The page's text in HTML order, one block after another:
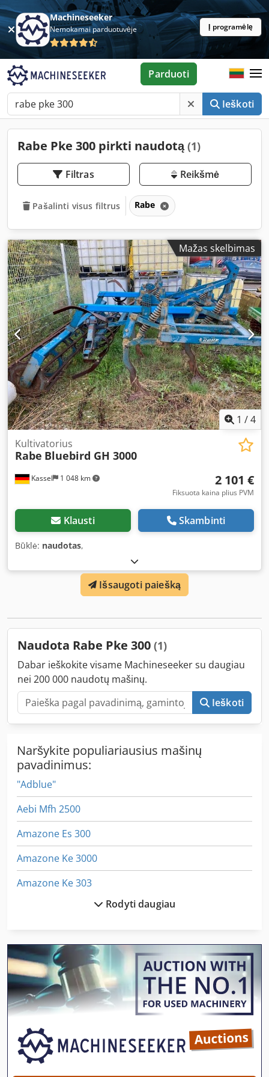
Machineseeker
Nemokamai parduotuvėje Į programėlę
Ieškoti
Parduoti
Rabe Pke 300 pirkti naudotą(1)
Filtras Reikšmė
Pašalinti visus filtrus Rabe
Mažas skelbimas
1 /4
Kassel 1 048 km
Kultivatorius
Rabe Bluebird GH 3000
2 101 €
Fiksuota kaina plius PVM
Klausti Skambinti
Būklė: naudotas,
Išsaugoti paiešką
Naudota Rabe Pke 300 (1)
Dabar ieškokite visame Machineseeker su daugiau
nei 200 000 naudotų mašinų.
Ieškoti
Naršykite populiariausius mašinų
pavadinimus:
"Adblue"
Aebi Mfh 2500
Amazone Es 300
Amazone Ke 3000
Amazone Ke 303
Amazone Kg 3000
Bucher M 300 K
Lely Lotus 300
Lely Terra 300
Maschio Bisonte 300
Maschio Ds 3000
Rodyti daugiau